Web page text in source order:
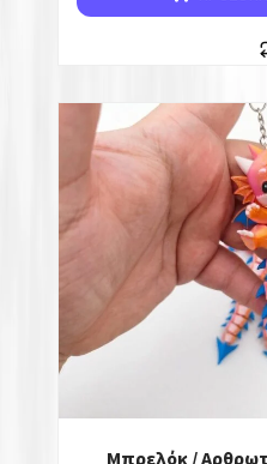
Μπρελόκ /